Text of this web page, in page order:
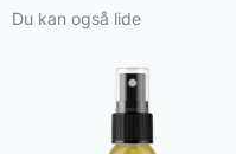
Du kan også lide